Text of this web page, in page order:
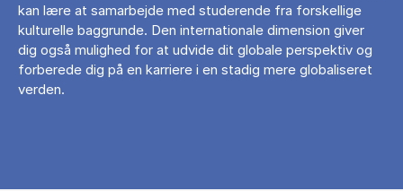
kan lære at samarbejde med studerende fra forskellige
kulturelle baggrunde. Den internationale dimension giver
dig også mulighed for at udvide dit globale perspektiv og
forberede dig på en karriere i en stadig mere globaliseret
verden.